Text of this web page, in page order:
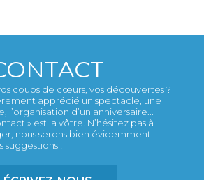
coups de cœurs, vos découvertes ?
apprécié un spectacle, une
l’organisation d’un anniversaire...
» est la vôtre. N’hésitez pas à
nous serons bien évidemment
suggestions !